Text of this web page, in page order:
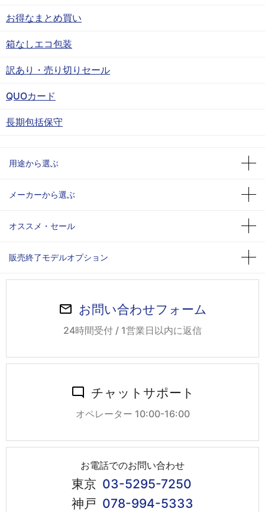
お得なまとめ買い
箱なしエコ包装
訳あり・売り切りセール
QUOカード
長期包括保守
用途から選ぶ
メーカーから選ぶ
オススメ・セール
販売終了モデルオプション
お問い合わせフォーム
24時間受付 / 1営業日以内に返信
チャットサポート
オペレーター 10:00-16:00
お電話でのお問い合わせ
東京 03-5295-7250
神戸 078-994-5333